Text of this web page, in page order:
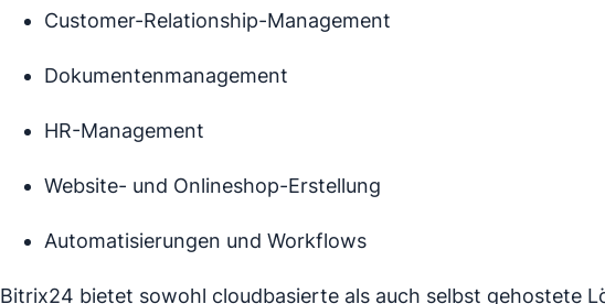
Customer-Relationship-Management
Dokumentenmanagement
HR-Management
Website- und Onlineshop-Erstellung
Automatisierungen und Workflows
Bitrix24 bietet sowohl cloudbasierte als auch selbst gehostete